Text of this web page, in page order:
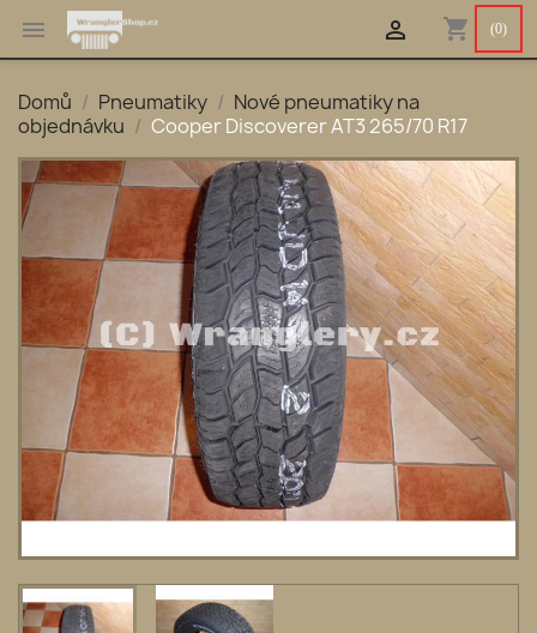
 shopping_cart (0)

Domů Pneumatiky
Nové pneumatiky na
objednávku
Cooper Discoverer AT3 265/70 R17